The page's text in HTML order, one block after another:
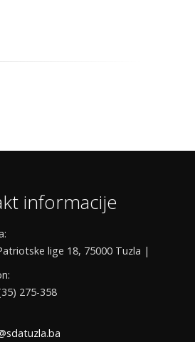
informacije
lige 18, 75000 Tuzla |
275-358